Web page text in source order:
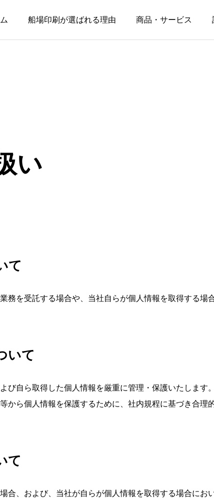
船場印刷が選ばれる理由 商品・サービス
い
て
務を受託する場合や、当社自らが個人情報を取得する場
いて
び自ら取得した個人情報を厳重に管理・保護いたします。
から個人情報を保護するために、社内規程に基づき合理
て
合、および、当社が自らが個人情報を取得する場合にお